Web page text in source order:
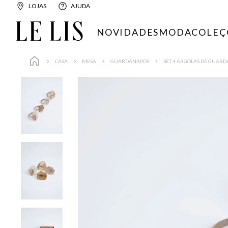
LOJAS AJUDA
NOVIDADESMODA
CASA MESA GUARDANAPOS SET 4 ARGOLAS DE